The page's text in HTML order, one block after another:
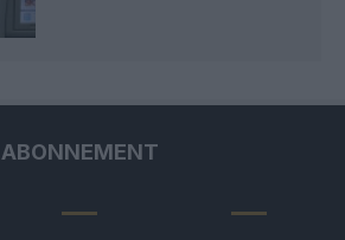
ABONNEMENT